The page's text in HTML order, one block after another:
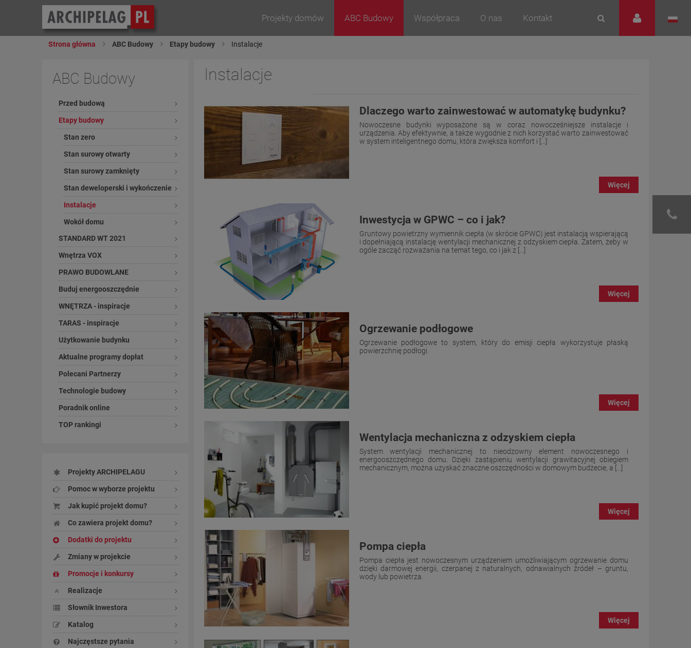
Projekty domów ABC Budowy Współpraca O nas Kontakt
Strona główna ABC Budowy Etapy budowy Instalacje
ABC Budowy
Przed budową
Etapy budowy
Stan zero
Stan surowy otwarty
Stan surowy zamknięty
Stan deweloperski i wykończenie
Instalacje
Wokół domu
STANDARD WT 2021
Wnętrza VOX
PRAWO BUDOWLANE
Buduj energooszczędnie
WNĘTRZA - inspiracje
TARAS - inspiracje
Użytkowanie budynku
Aktualne programy dopłat
Polecani Partnerzy
Technologie budowy
Poradnik online
TOP rankingi
Projekty ARCHIPELAGU
Pomoc w wyborze projektu
Jak kupić projekt domu?
Co zawiera projekt domu?
Dodatki do projektu
Zmiany w projekcie
Promocje i konkursy
Realizacje
Słownik Inwestora
Katalog
Najczęstsze pytania
Instalacje
Dlaczego warto zainwestować w automatykę budynku?
Nowoczesne budynki wyposażone są w coraz nowocześniejsze instalacje i
urządzenia. Aby efektywnie, a także wygodnie z nich korzystać warto zainwestować
w system inteligentnego domu, która zwiększa komfort i [...]
Więcej
Inwestycja w GPWC – co i jak?
Gruntowy powietrzny wymiennik ciepła (w skrócie GPWC) jest instalacją wspierającą
i dopełniającą instalację wentylacji mechanicznej z odzyskiem ciepła. Zatem, żeby w
ogóle zacząć rozważania na temat tego, co i jak z [...]
Więcej
Ogrzewanie podłogowe
Ogrzewanie podłogowe to system, który do emisji ciepła wykorzystuje płaską
powierzchnię podłogi.
Więcej
Wentylacja mechaniczna z odzyskiem ciepła
System wentylacji mechanicznej to nieodzowny element nowoczesnego i
energooszczędnego domu. Dzięki zastąpieniu wentylacji grawitacyjnej obiegiem
mechanicznym, można uzyskać znaczne oszczędności w domowym budżecie, a [...]
Więcej
Pompa ciepła
Pompa ciepła jest nowoczesnym urządzeniem umożliwiającym ogrzewanie domu
dzięki darmowej energii, czerpanej z naturalnych, odnawialnych źródeł – gruntu,
wody lub powietrza.
Więcej